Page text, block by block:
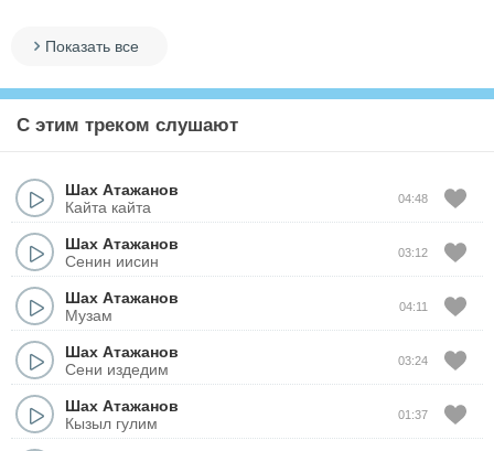
Показать все
С этим треком слушают
Шах Атажанов
Кайта кайта
04:48
Шах Атажанов
Сенин иисин
03:12
Шах Атажанов
Музам
04:11
Шах Атажанов
Сени издедим
03:24
Шах Атажанов
Кызыл гулим
01:37